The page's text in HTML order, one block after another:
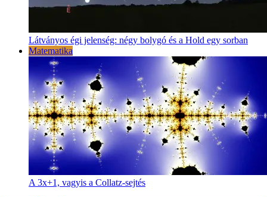
Látványos égi jelenség: négy bolygó és a Hold egy sorban
Matematika
A 3x+1, vagyis a Collatz-sejtés